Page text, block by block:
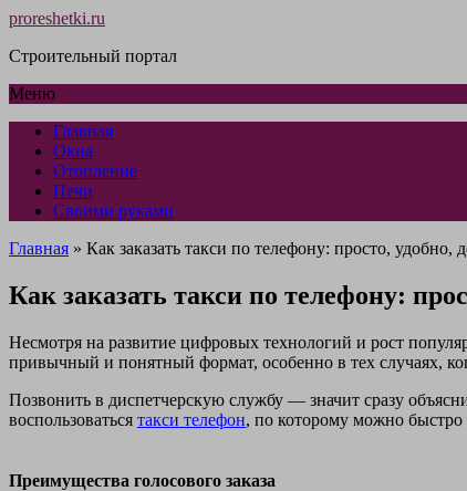
proreshetki.ru
Строительный портал
Меню
Главная
Окна
Отопление
Печи
Своими руками
Главная » Как заказать такси по телефону: просто, удобно,
Как заказать такси по телефону:
Несмотря на развитие цифровых технологий и рост
привычный и понятный формат, особенно в тех случаях,
Позвонить в диспетчерскую службу — значит сразу
воспользоваться такси телефон, по которому можно быстро
Преимущества голосового заказа